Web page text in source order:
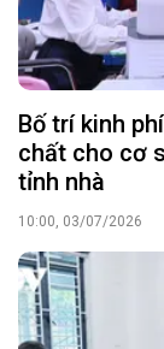
Bố trí kinh
chất cho cơ
tỉnh nhà
10:00, 03/07/2026